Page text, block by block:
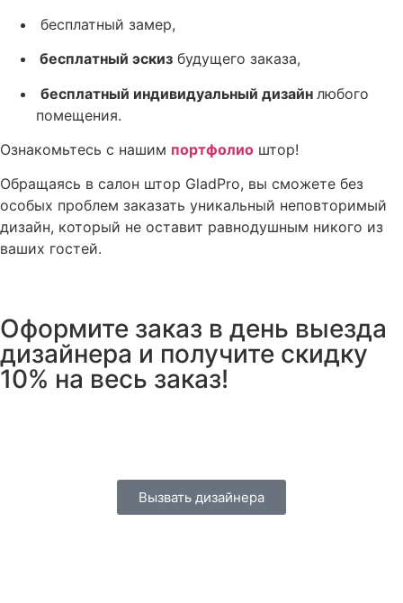
бесплатный замер,
бесплатный эскиз будущего заказа,
бесплатный индивидуальный дизайн любого
помещения.
Ознакомьтесь с нашим портфолио штор!
Обращаясь в салон штор GladPro, вы сможете без
особых проблем заказать уникальный неповторимый
дизайн, который не оставит равнодушным никого из
ваших гостей.
Оформите заказ в день выезда
дизайнера и получите скидку
10% на весь заказ!
Вызвать дизайнера